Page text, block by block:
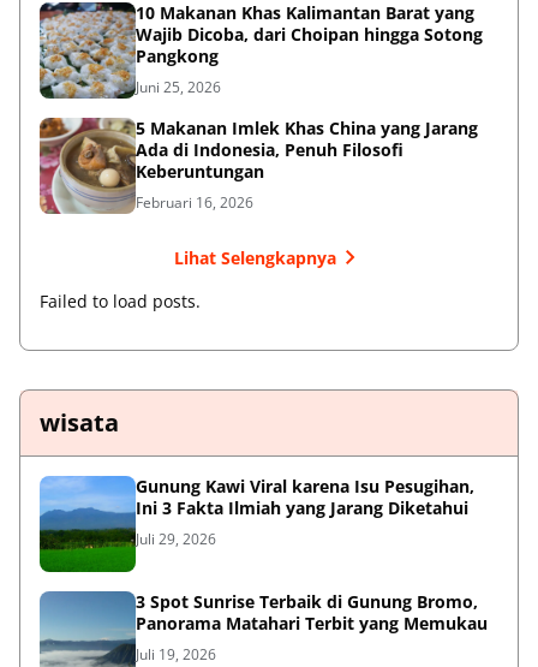
10 Makanan Khas Kalimantan Barat yang
Wajib Dicoba, dari Choipan hingga Sotong
Pangkong
Juni 25, 2026
5 Makanan Imlek Khas China yang Jarang
Ada di Indonesia, Penuh Filosofi
Keberuntungan
Februari 16, 2026
Lihat Selengkapnya
Failed to load posts.
wisata
Gunung Kawi Viral karena Isu Pesugihan,
Ini 3 Fakta Ilmiah yang Jarang Diketahui
Juli 29, 2026
3 Spot Sunrise Terbaik di Gunung Bromo,
Panorama Matahari Terbit yang Memukau
Juli 19, 2026